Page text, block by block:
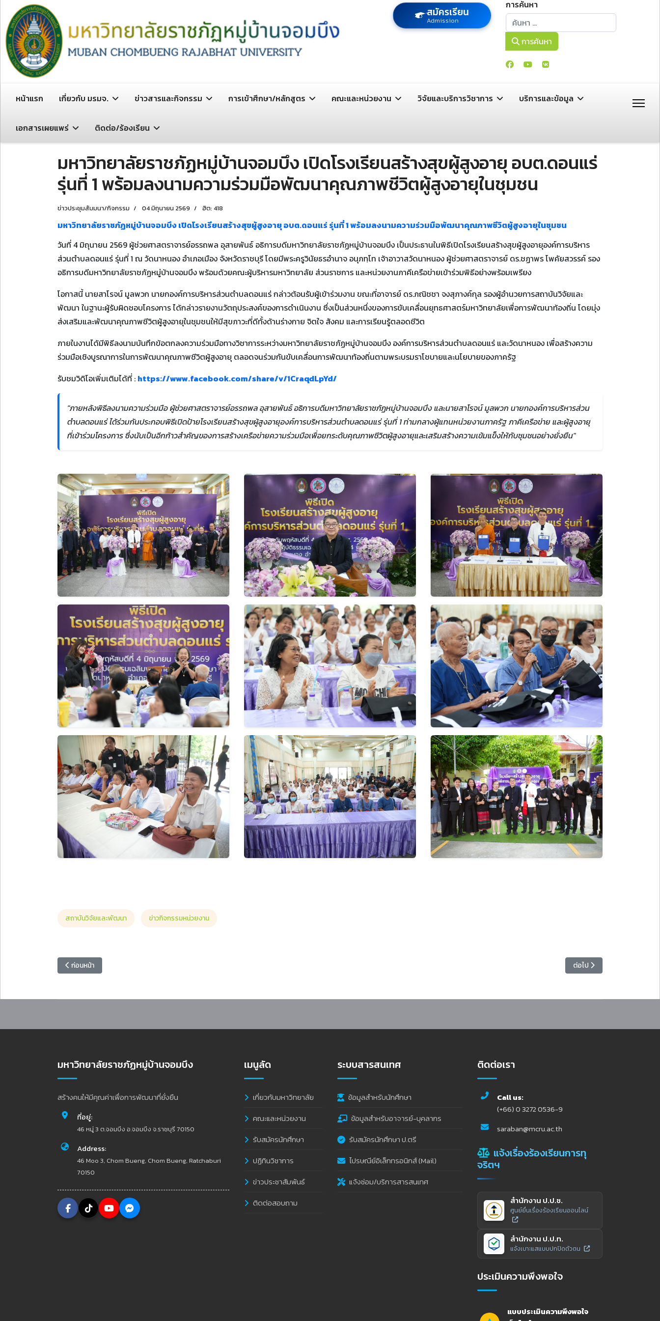
สมัครเรียน
Admission
การค้นหา
การค้นหา
การค้นหา
หน้าแรก เกี่ยวกับ มรมจ. ข่าวสารและกิจกรรม การเข้าศึกษา/หลักสูตร คณะและหน่วยงาน วิจัยและบริการวิชาการ บริการและข้อมูล
เอกสารเผยแพร่ ติดต่อ/ร้องเรียน
มหาวิทยาลัยราชภัฏหมู่บ้านจอมบึง เปิดโรงเรียนสร้างสุขผู้สูงอายุ อบต.ดอนแร่
รุ่นที่ 1 พร้อมลงนามความร่วมมือพัฒนาคุณภาพชีวิตผู้สูงอายุในชุมชน
ข่าวประชุมสัมมนา/กิจกรรม 04 มิถุนายน 2569 ฮิต: 418
มหาวิทยาลัยราชภัฏหมู่บ้านจอมบึง เปิดโรงเรียนสร้างสุขผู้สูงอายุ อบต.ดอนแร่ รุ่นที่ 1 พร้อมลงนามความร่วมมือพัฒนาคุณภาพชีวิตผู้สูงอายุในชุมชน
วันที่ 4 มิถุนายน 2569 ผู้ช่วยศาสตราจารย์อรรถพล อุสายพันธ์ อธิการบดีมหาวิทยาลัยราชภัฏหมู่บ้านจอมบึง เป็นประธานในพิธีเปิดโรงเรียนสร้างสุขผู้สูงอายุองค์การบริหาร
ส่วนตำบลดอนแร่ รุ่นที่ 1 ณ วัดนาหนอง อำเภอเมือง จังหวัดราชบุรี โดยมีพระครูวินัยธรอำนาจ อนุภทฺโท เจ้าอาวาสวัดนาหนอง ผู้ช่วยศาสตราจารย์ ดร.ชฏาพร โพคัยสวรรค์ รอง
อธิการบดีมหาวิทยาลัยราชภัฏหมู่บ้านจอมบึง พร้อมด้วยคณะผู้บริหารมหาวิทยาลัย ส่วนราชการ และหน่วยงานภาคีเครือข่ายเข้าร่วมพิธีอย่างพร้อมเพรียง
โอกาสนี้ นายสาโรจน์ มูลพวก นายกองค์การบริหารส่วนตำบลดอนแร่ กล่าวต้อนรับผู้เข้าร่วมงาน ขณะที่อาจารย์ ดร.ภณิชชา จงสุภางค์กุล รองผู้อำนวยการสถาบันวิจัยและ
พัฒนา ในฐานะผู้รับผิดชอบโครงการ ได้กล่าวรายงานวัตถุประสงค์ของการดำเนินงาน ซึ่งเป็นส่วนหนึ่งของการขับเคลื่อนยุทธศาสตร์มหาวิทยาลัยเพื่อการพัฒนาท้องถิ่น โดยมุ่ง
ส่งเสริมและพัฒนาคุณภาพชีวิตผู้สูงอายุในชุมชนให้มีสุขภาวะที่ดีทั้งด้านร่างกาย จิตใจ สังคม และการเรียนรู้ตลอดชีวิต
ภายในงานได้มีพิธีลงนามบันทึกข้อตกลงความร่วมมือทางวิชาการระหว่างมหาวิทยาลัยราชภัฏหมู่บ้านจอมบึง องค์การบริหารส่วนตำบลดอนแร่ และวัดนาหนอง เพื่อสร้างความ
ร่วมมือเชิงบูรณาการในการพัฒนาคุณภาพชีวิตผู้สูงอายุ ตลอดจนร่วมกันขับเคลื่อนการพัฒนาท้องถิ่นตามพระบรมราโชบายและนโยบายของภาครัฐ
รับชมวิดิโอเพิ่มเติมได้ที่ : https://www.facebook.com/share/v/1CraqdLpYd/
"ภายหลังพิธีลงนามความร่วมมือ ผู้ช่วยศาสตราจารย์อรรถพล อุสายพันธ์ อธิการบดีมหาวิทยาลัยราชภัฏหมู่บ้านจอมบึง และนายสาโรจน์ มูลพวก นายกองค์การบริหารส่วน
ตำบลดอนแร่ ได้ร่วมกันประกอบพิธีเปิดป้ายโรงเรียนสร้างสุขผู้สูงอายุองค์การบริหารส่วนตำบลดอนแร่ รุ่นที่ 1 ท่ามกลางผู้แทนหน่วยงานภาครัฐ ภาคีเครือข่าย และผู้สูงอายุ
ที่เข้าร่วมโครงการ ซึ่งนับเป็นอีกก้าวสำคัญของการสร้างเครือข่ายความร่วมมือเพื่อยกระดับคุณภาพชีวิตผู้สูงอายุและเสริมสร้างความเข้มแข็งให้กับชุมชนอย่างยั่งยืน"
สถาบันวิจัยและพัฒนา ข่าวกิจกรรมหน่วยงาน
เนื้อหาก่อนหน้า: มรภ.หมู่บ้านจอมบึง จัดอบรม PLC เสริมศักยภาพผู้บริหารระดับกอง พัฒนาการบริหารจัดการองค์กรสู่ความเป็นเลิศ
ก่อนหน้า เนื้อหาถัดไป: สำนักวิทยบริกา
ต่อไป
มหาวิทยาลัยราชภัฏหมู่บ้านจอมบึง
สร้างคนให้มีคุณค่าเพื่อการพัฒนาที่ยั่งยืน
ที่อยู่:
46 หมู่ 3 ต.จอมบึง อ.จอมบึง จ.ราชบุรี 70150
Address:
46 Moo 3, Chom Bueng, Chom Bueng, Ratchaburi
70150
เมนูลัด
เกี่ยวกับมหาวิทยาลัย
คณะและหน่วยงาน
รับสมัครนักศึกษา
ปฏิทินวิชาการ
ข่าวประชาสัมพันธ์
ติดต่อสอบถาม
ระบบสารสนเทศ
ข้อมูลสำหรับนักศึกษา
ข้อมูลสำหรับอาจารย์-บุคลากร
รับสมัครนักศึกษา ป.ตรี
ไปรษณีย์อิเล็กทรอนิกส์ (Mail)
แจ้งซ่อม/บริการสารสนเทศ
ติดต่อเรา
Call us:
(+66) 0 3272 0536-9
saraban@mcru.ac.th
แจ้งเรื่องร้องเรียนการทุ
จริตฯ
สำนักงาน ป.ป.ช.
ศูนย์ยื่นเรื่องร้องเรียนออนไลน์
สำนักงาน ป.ป.ท.
แจ้งเบาะแสแบบปกปิดตัวตน
ประเมินความพึงพอใจ
แบบประเมินความพึงพอใจ